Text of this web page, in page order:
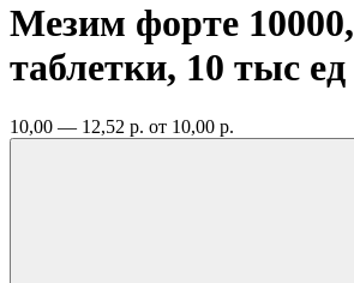
Мезим форте 10000,
таблетки, 10 тыс ед
10,00 — 12,52 р. от 10,00 р.